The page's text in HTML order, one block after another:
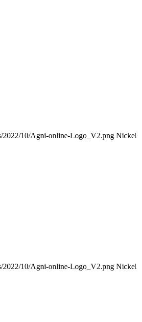
2022/10/Agni-online-Logo_V2.png Nickel
2022/10/Agni-online-Logo_V2.png Nickel